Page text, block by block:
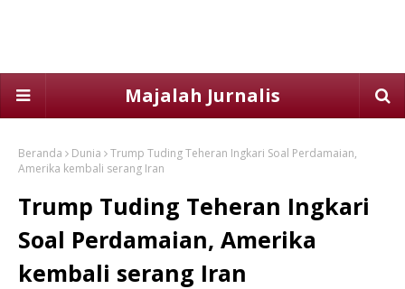
Majalah Jurnalis
Beranda Dunia
Trump Tuding Teheran Ingkari Soal Perdamaian,
Amerika kembali serang Iran
Trump Tuding Teheran Ingkari
Soal Perdamaian, Amerika
kembali serang Iran